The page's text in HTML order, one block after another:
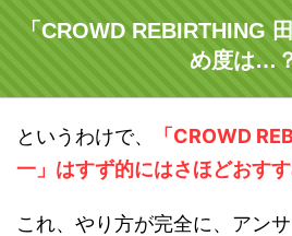
「CROWD REBIRTHING
め度は…
というわけで、
「CROWD
一」はすず的にはさほどおす
これ、やり方が完全に、アン